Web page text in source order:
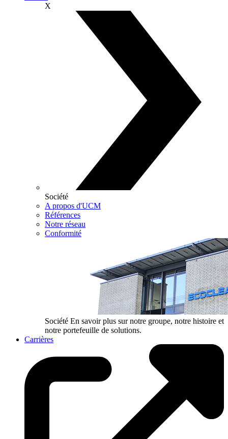
X
Société
A propos d'UCM
Références
Notre réseau
Conformité
Société En savoir plus sur notre groupe, notre histoire et
notre portefeuille de solutions.
Carrières